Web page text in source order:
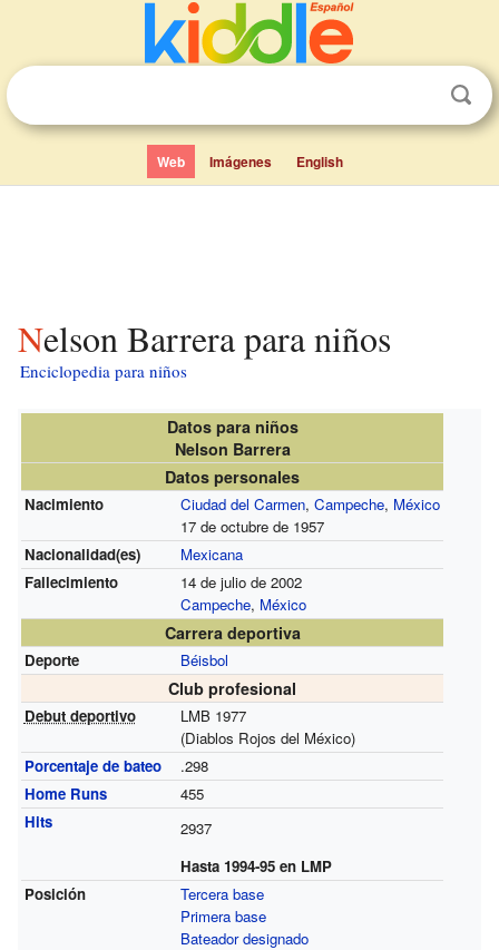
Web Imágenes English
Nelson Barrera para niños
Enciclopedia para niños
Datos para niños
Nelson Barrera
Datos personales
Nacimiento Ciudad del Carmen, Campeche, México
17 de octubre de 1957
Nacionalidad(es)
Mexicana
Fallecimiento
14 de julio de 2002
Campeche, México
Carrera deportiva
Deporte Béisbol
Club profesional
Debut deportivo
LMB 1977
(Diablos Rojos del México)
Porcentaje de bateo
.298
Home Runs
455
Hits
2937
Hasta 1994-95 en LMP
Posición
Tercera base
Primera base
Bateador designado